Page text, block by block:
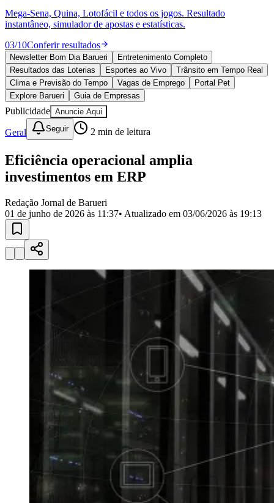
Esportes
Saúde
Cultura
Meio Ambiente
Obras
Educação
Bairros de Barueri
Selecione sua regiãoPara notícias da sua região
Aldeia Aldeia da Serra Aldeia de Barueri Alphaville
JubranBelvalBethavilleBoa
VistaCalifórniaCarapicuíbaCentro Chácaras Marco
MilitarItapeviJandiraJardim Audir
CalifórniaJardim dos AltosJardim dos CamargosJardim
Esperança
Julio
MutingaJardim Paraíso
Jardim São Pedro
Parque ImperialParque Santa Luzia Parque Viana
Pirapora
Vila Barros Vila Boa Vista
Vila Márcia
Vila Nossa Sra. da
Para Sua Empresa
Divulgar Vagas
Novo
Publicidade Legal
Negócios Regionais
Turismo
Segurança Regional
Hospitais Estaduais
Cidades da Região
Santana de ParnaíbaOsascoCarapicuíba Jandira
do Bom Jesus
AraçariguamaCajamar Caieiras
Franco da
Mega-Sena, Quina, Lotofácil e todos os jogos. Resultado
instantâneo, simulador de apostas e estatísticas.
03/10Conferir resultados
Newsletter Bom Dia Barueri
Entretenimento Completo
Resultados das Loterias
Esportes ao Vivo
Trânsito em Tempo Real
Clima e Previsão do Tempo
Vagas de Emprego
Portal Pet
Explore Barueri
Guia de Empresas
Publicidade Anuncie Aqui
Geral Seguir 2 min de leitura
Eficiência operacional amplia
investimentos em ERP
Redação Jornal de Barueri
01 de junho de 2026 às 11:37• Atualizado em 03/06/2026 às 19:13